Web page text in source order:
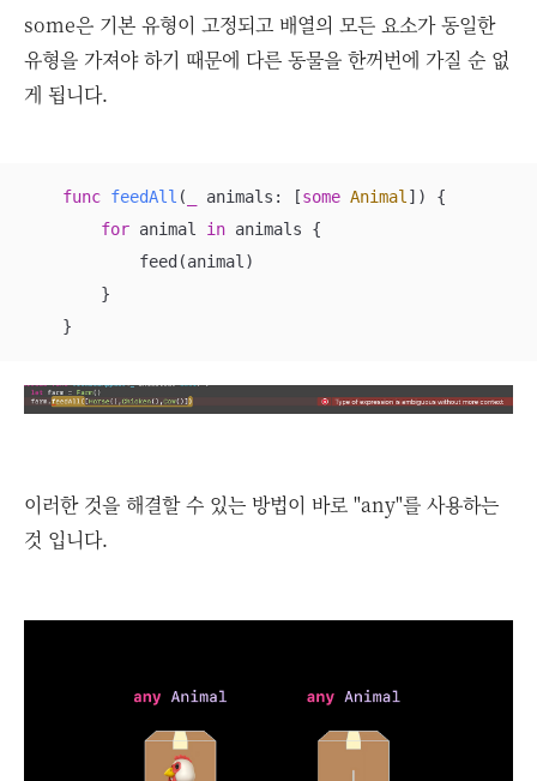
some은 기본 유형이 고정되고 배열의 모든 요소가 동일한
유형을 가져야 하기 때문에 다른 동물을 한꺼번에 가질 순 없
게 됩니다.
func feedAll ( animals : [some Animal ])
{
for animal in animals {
            feed(animal)
        }
    }​
이러한 것을 해결할 수 있는 방법이 바로 "any"를 사용하는
것 입니다.